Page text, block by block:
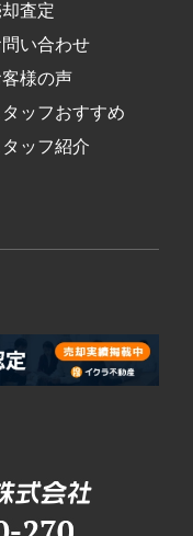
査定
い合わせ
様の声
ッフおすすめ
ッフ紹介